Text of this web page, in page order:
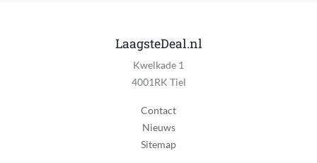
LaagsteDeal.nl
Kwelkade 1
4001RK Tiel
Contact
Nieuws
Sitemap